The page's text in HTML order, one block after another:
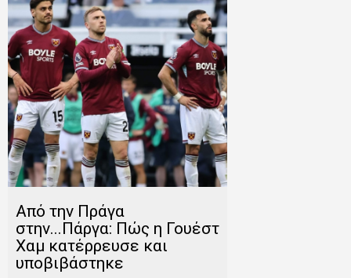
Από την Πράγα
στην...Πάργα: Πώς η Γουέστ
Χαμ κατέρρευσε και
υποβιβάστηκε